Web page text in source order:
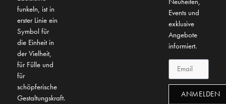
funkeln, ist in
erster Linie ein
Symbol für
die Einheit in
der Vielheit,
für Fülle und
für
schöpferische
Gestaltungskraft.
Events und
exklusive
Angebote
informiert.
ANMELDEN